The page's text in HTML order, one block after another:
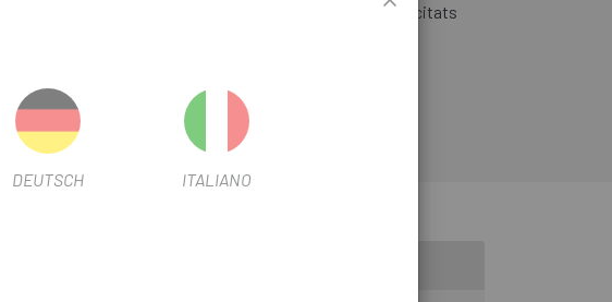
per tallar i connectar les cadenes Shimano de 6 a 11 velocitats
IG/UG) i de 1/2" x 1/8" ( CN·NX10).
DEUTSCH ITALIANO